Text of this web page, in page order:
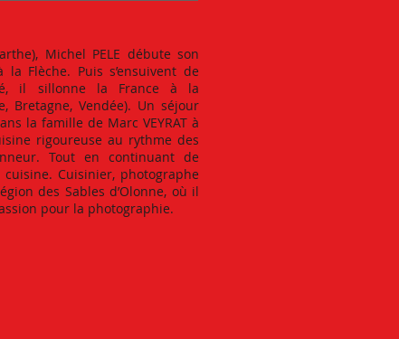
Michel PELE débute son
Flèche. Puis s’ensuivent de
il sillonne la France à la
Bretagne, Vendée). Un séjour
la famille de Marc VEYRAT à
rigoureuse au rythme des
Tout en continuant de
Cuisinier, photographe
des Sables d’Olonne, où il
pour la photographie.